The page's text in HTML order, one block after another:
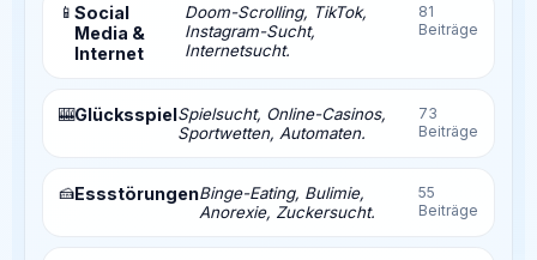
📱 Social
Media &
Internet
Doom-Scrolling, TikTok,
Instagram-Sucht,
Internetsucht.
81
Beiträge
🎰GlücksspielSpielsucht, Online-Casinos,
Sportwetten, Automaten.
73
Beiträge
🍰EssstörungenBinge-Eating, Bulimie,
Anorexie, Zuckersucht.
55
Beiträge